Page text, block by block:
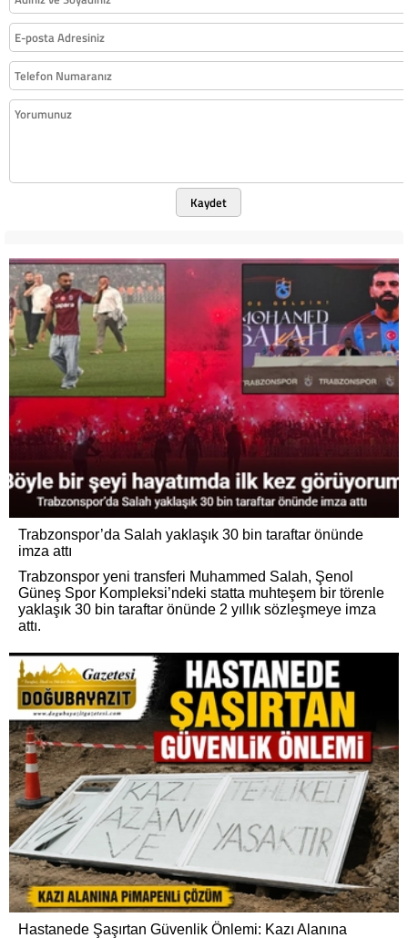
Kaydet
Trabzonspor’da Salah yaklaşık 30 bin taraftar önünde
imza attı
Trabzonspor yeni transferi Muhammed Salah, Şenol
Güneş Spor Kompleksi’ndeki statta muhteşem bir törenle
yaklaşık 30 bin taraftar önünde 2 yıllık sözleşmeye imza
attı.
Hastanede Şaşırtan Güvenlik Önlemi: Kazı Alanına